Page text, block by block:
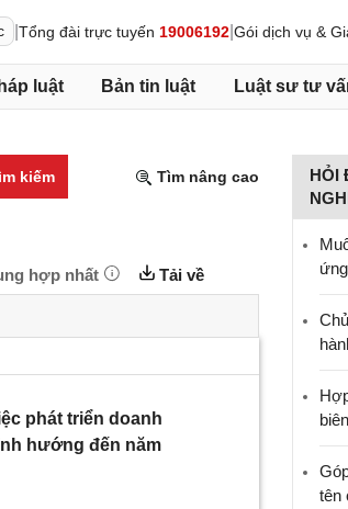
Tổng đài trực tuyến 19006192 Gói dịch vụ &
luật Bản tin luật Luật sư tư
kiếm Tìm nâng cao
hợp nhất Tải về
phát triển doanh
hướng đến năm
HỎI
tên